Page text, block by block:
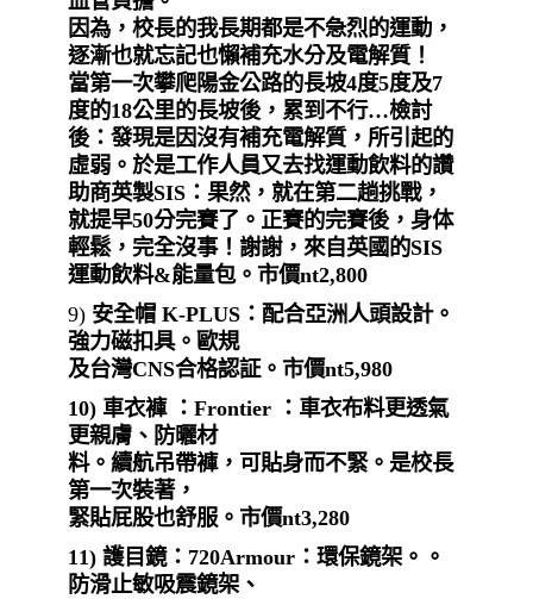
因為，校長的我長期都是不急烈的運動，
逐漸也就忘記也懶補充水分及電解質！
當第一次攀爬陽金公路的長坡4度5度及7
度的18公里的長坡後，累到不行…檢討
後：發現是因沒有補充電解質，所引起的
虛弱。於是工作人員又去找運動飲料的讚
助商英製SIS：果然，就在第二趟挑戰，
就提早50分完賽了。正賽的完賽後，身体
輕鬆，完全沒事！謝謝，來自英國的SIS
運動飲料&能量包。市價nt2,800
9) 安全帽K-PLUS：配合亞洲人頭設計。
強力磁扣具。歐規
及台灣CNS合格認証。市價nt5,980
10) 車衣褲 ： Frontier ：車衣布料更透氣
更親膚、防曬材
料。續航吊帶褲，可貼身而不緊。是校長
第一次裝著，
緊貼屁股也舒服。市價nt3,280
11) 護目鏡： 720Armour：環保鏡架。。
防滑止敏吸震鏡架、